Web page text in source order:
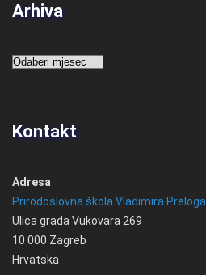
Arhiva
Arhiva
Kontakt
Adresa
Prirodoslovna škola Vladimira Preloga
Ulica grada Vukovara 269
10 000 Zagreb
Hrvatska